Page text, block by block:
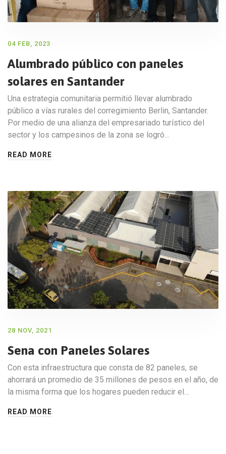
04 FEB, 2023
Alumbrado público con paneles
solares en Santander
Una estrategia comunitaria permitió llevar alumbrado
público a vías rurales del corregimiento Berlin, Santander.
Por medio de una alianza del empresariado turístico del
sector y los campesinos de la zona se logró…
READ MORE
28 NOV, 2021
Sena con Paneles Solares
Con esta infraestructura que consta de 82 paneles, se
ahorrará un promedio de 35 millones de pesos en el año, de
la misma forma que los hogares pueden reducir el…
READ MORE